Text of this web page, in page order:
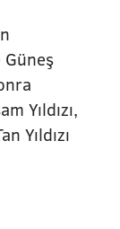
Yıldızı,
Yıldızı